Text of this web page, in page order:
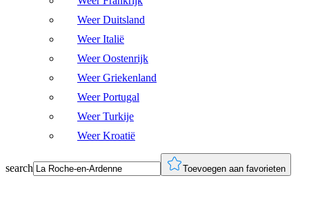
Weer Duitsland
Weer Italië
Weer Oostenrijk
Weer Griekenland
Weer Portugal
Weer Turkije
Weer Kroatië
search Toevoegen aan favorieten